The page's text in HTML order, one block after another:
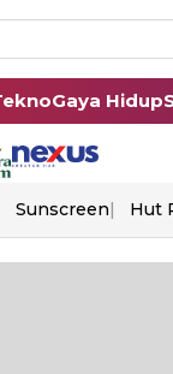
Gaya Hidup
Sunscreen Hut